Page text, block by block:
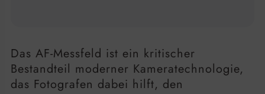
Das AF-Messfeld ist ein kritischer
Bestandteil moderner Kameratechnologie,
das Fotografen dabei hilft, den